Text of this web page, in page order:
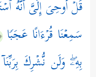
قُلۡ أُوحِیَ إِلَیَّ أَنَّهُ
سَمِعۡنَا قُرۡءَانًا عَجَبࣰا
بِهِۦۖ وَلَن نُّشۡرِكَ